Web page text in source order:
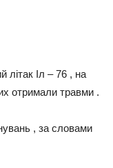
літак Іл – 76 , на
отримали травми .
, за словами